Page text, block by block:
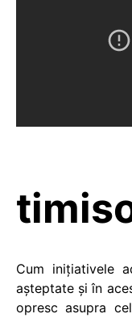
Cum iniţiativele
aşteptate şi în
opresc asupra